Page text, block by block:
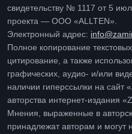
свидетельству № 1117 от 5
проекта — ООО «ALLTEN».
Электронный адрес:
Полное копирование
цитирование, а также
графических, аудио- и/или
наличии гиперссылки на сайт
авторства интернет-издания
Мнения, выраженные в
принадлежат авторам и могут